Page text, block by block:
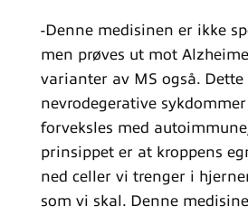
-Denne medisinen er ikke
men prøves ut mot
varianter av MS også. Dette
nevrodegerative
forveksles med
prinsippet er at kroppens
ned celler vi trenger i
som vi skal. Denne